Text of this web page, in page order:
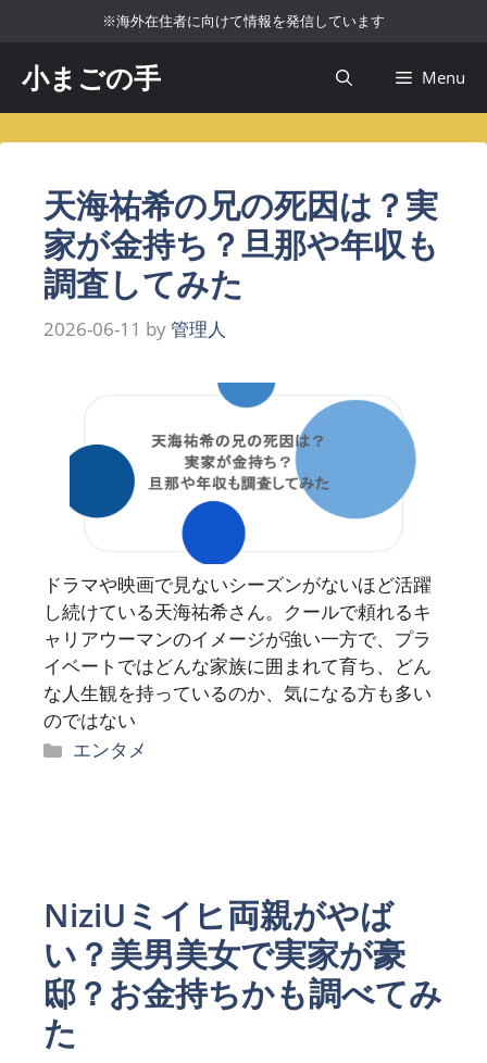
ツ
へ
※海外在住者に向けて情報を発信しています
小まごの手 Menu
天海祐希の兄の死因は？実
家が金持ち？旦那や年収も
調査してみた
2026-06-11 by管理人
ドラマや映画で見ないシーズンがないほど活躍
し続けている天海祐希さん。クールで頼れるキ
ャリアウーマンのイメージが強い一方で、プラ
イベートではどんな家族に囲まれて育ち、どん
な人生観を持っているのか、気になる方も多い
のではない
カ
エンタメ
NiziUミイヒ両親がやば
い？美男美女で実家が豪
邸？お金持ちかも調べてみ
た